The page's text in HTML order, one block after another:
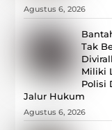
Agustus 6, 2026
Tak
Miliki
Polisi
Jalur Hukum
Agustus 6, 2026